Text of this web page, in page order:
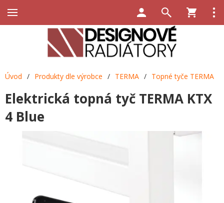
Úvod / Produkty dle výrobce / TERMA / Topné tyče TERMA
Elektrická topná tyč TERMA KTX
4 Blue